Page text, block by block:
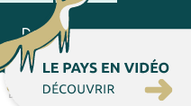
Dordogne